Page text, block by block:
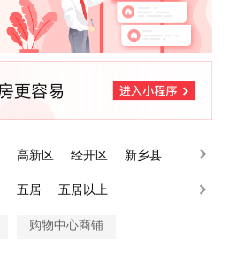
高新区 经开区
新乡县
五居 五居以上
购物中心商铺